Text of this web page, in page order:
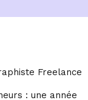
Freelance
: une année